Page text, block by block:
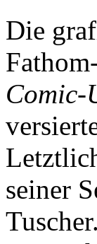
Die
Comic-
seiner